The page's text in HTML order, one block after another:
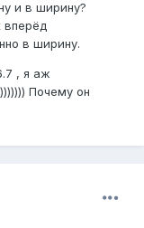
и в ширину?
вперёд
в ширину.
, я аж
Почему он